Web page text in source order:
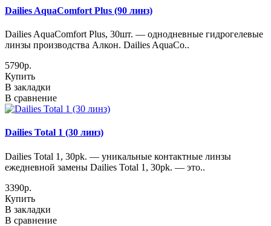
Dailies AquaComfort Plus (90 линз)
Dailies AquaComfort Plus, 30шт. — однодневные гидрогелевые
линзы производства Алкон. Dailies AquaCo..
5790р.
Купить
В закладки
В сравнение
Dailies Total 1 (30 линз)
Dailies Total 1, 30pk. — уникальные контактные линзы
ежедневной замены Dailies Total 1, 30pk. — это..
3390р.
Купить
В закладки
В сравнение